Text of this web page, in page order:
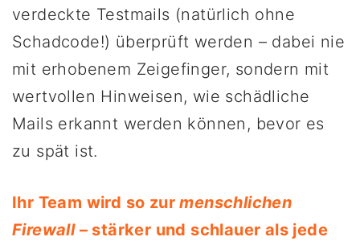
verdeckte Testmails (natürlich ohne
Schadcode!) überprüft werden – dabei nie
mit erhobenem Zeigefinger, sondern mit
wertvollen Hinweisen, wie schädliche
Mails erkannt werden können, bevor es
zu spät ist.
Ihr Team wird so zurmenschlichen
Firewall– stärker und schlauer als jede